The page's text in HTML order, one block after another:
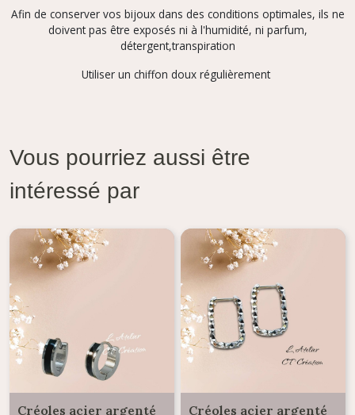
Afin de conserver vos bijoux dans des conditions optimales, ils ne
doivent pas être exposés ni à l'humidité, ni parfum,
détergent,transpiration
Utiliser un chiffon doux régulièrement
Vous pourriez aussi être
intéressé par
Créoles acier argenté Créoles acier argenté